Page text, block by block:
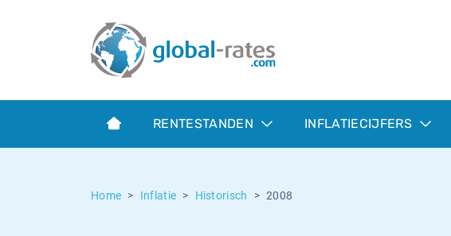
RENTESTANDEN INFLATIECIJFERS
Home Inflatie Historisch 2008
Term SOFR
Wat is CPI inflatie?
Wat is HICP inflatie?
Euribor historie
ESTER historie
Inflatiecalculator